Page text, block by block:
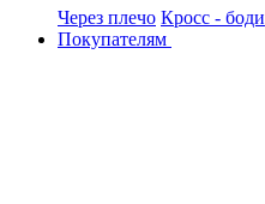
Через плечо Кросс - боди
Покупателям